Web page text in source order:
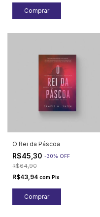
O Rei da Páscoa
R$45,30 -30% OFF
R$64,90
R$43,94 com Pix